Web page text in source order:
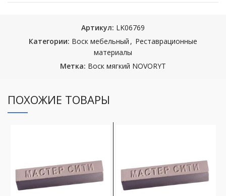
Артикул: LK06769
Категории: Воск мебельный , Реставрационные
материалы
Метка: Воск мягкий NOVORYT
ПОХОЖИЕ ТОВАРЫ